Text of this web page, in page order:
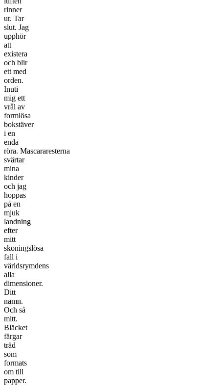
rinner
ur. Tar
slut. Jag
upphör
att
existera
och blir
ett med
orden.
Inuti
mig ett
vrål av
formlösa
bokstäver
i en
enda
röra. Mascararesterna
svärtar
mina
kinder
och jag
hoppas
på en
mjuk
landning
efter
mitt
skoningslösa
fall i
världsrymdens
alla
dimensioner.
Ditt
namn.
Och så
mitt.
Bläcket
färgar
träd
som
formats
om till
papper.